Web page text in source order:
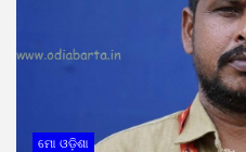
ମୋ ଓଡ଼ିଶା